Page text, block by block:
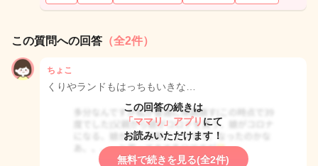
この質問への回答 （全2件）
ちょこ
くりやランドもはっちもいきな…
この回答の続きは
「ママリ」アプリ にて
お読みいただけます！
無料で続きを見る(全2件)